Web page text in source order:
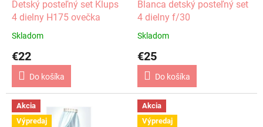
Detský posteľný set Klups
4 dielny H175 ovečka
Skladom
€22
Do košíka
Blanca detský posteľný set
4 dielny f/30
Skladom
€25
Do košíka
Akcia
Výpredaj
Akcia
Výpredaj